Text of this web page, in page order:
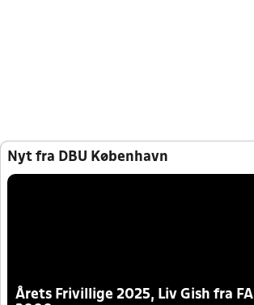
Nyt fra DBU København
Årets Frivillige 2025, Liv Gish fra FA